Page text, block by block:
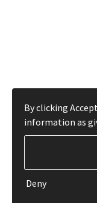
By clicking
information as
Deny